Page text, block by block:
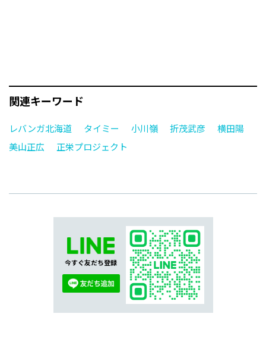
関連キーワード
レバンガ北海道 タイミー 小川嶺 折茂武彦
横田陽
美山正広
正栄プロジェクト
今すぐ友だち登録